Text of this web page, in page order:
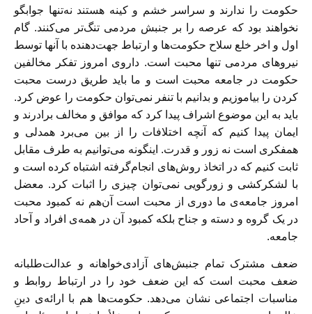
حکومت را ندارند و سراسر خشم و کینه هستند نه‌تنها جوابگو
نخواهند بود که عرصه را بر جنبش مردمی تنگ‌تر می‌کنند. گام
اول و اخر خلع سلاح حکومت‌ها و ارتباط جهت‌دهنده با آنها توسط
نیروهای مردمی تنها محبت است. داروی امروز تفکر مخالفین
حکومت در جامعه محبت است و ما باید طریق درست محبت
کردن را بیاموزیم و بدانیم با تنفر نمی‌توان حکومت را عوض کرد.
باید به این موضوع اشراف پیدا کرد که موافق و مخالف برادرند و
ایمان پیدا کنیم که آنچه اختلافات را از بین می‌برد همدلی و
همفکری است نه زور و قدرت. اینگونه می‌توانیم به طرف مقابل
ثابت کنیم که در اتخاذ روش‌های انجام‌گرفته اشتباه کرده است و
با لشکرکشی و زورگویی نمی‌توان چیزی را اثبات کرد. معضل
امروز جامعه‌ی ما دوری از محبت است آن‌هم نه کمبود محبت
در یک گروه و دسته و جناح بلکه کمبود آن در همه‌ی افراد و آحاد
جامعه.
ضعف مشترک تمام جنبش‌های آزادی‌خواهانه و عدالت‌طلبانه
ضعف محبت است که این ضعف خود را در ارتباط روابط و
مناسبات اجتماعی نشان می‌دهد. حکومت‌ها هم با ارائه‌ی دینِ